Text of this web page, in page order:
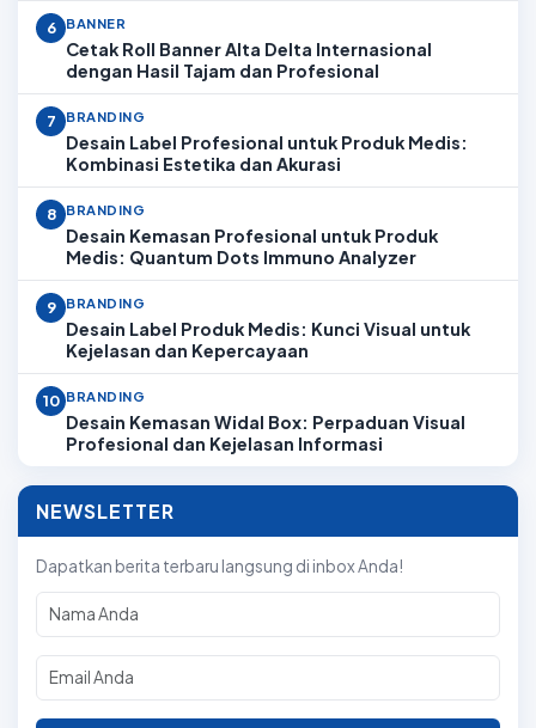
6 BANNER
Cetak Roll Banner Alta Delta Internasional
dengan Hasil Tajam dan Profesional
7 BRANDING
Desain Label Profesional untuk Produk Medis:
Kombinasi Estetika dan Akurasi
8 BRANDING
Desain Kemasan Profesional untuk Produk
Medis: Quantum Dots Immuno Analyzer
9 BRANDING
Desain Label Produk Medis: Kunci Visual untuk
Kejelasan dan Kepercayaan
10 BRANDING
Desain Kemasan Widal Box: Perpaduan Visual
Profesional dan Kejelasan Informasi
NEWSLETTER
Dapatkan berita terbaru langsung di inbox Anda!